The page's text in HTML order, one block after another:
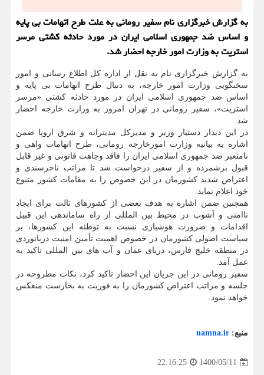
به گزارش خبرگزاری نام سفیر رومانی به علت طرح اتهامات بی پایه
و اساس ضد جمهوری اسلامی ایران در مورد حادثه کشتی مرسر
استریت به وزارت امور خارجه احضار شد.
به گزارش خبرگزاری نام به نقل از اداره کل اطلاع رسانی و امور
سخنگویی وزارت امور خارجه، به دنبال طرح اتهامات بی پایه و
اساس ضد جمهوری اسلامی ایران در مورد حادثه کشتی «مرسر
استریت»، سفیر رومانی در تهران امروز به وزارت خارجه احضار
شد.
در این دیدار دستیار وزیر و مدیرکل مدیترانه و شرق اروپا ضمن
اشاره به بیانیه وزارت امورخارجه رومانی، طرح اتهامات واهی و
نامتعبر ضد جمهوری اسلامی ایران را فاقد وجاهت قانونی و غیر قابل
قبول برشمرده و از سفیر درخواست شد تا مراتب ناخرسندی و
اعتراض شدید کشورمان در این خصوص را به مقامات کشور متبوع
خود اعلام نماید.
همچنین ضمن اشاره به هدف بعضی از کشورهای ثالث برای ایجاد
ناامنی و آشوب در محیط بین المللی از راه ساماندهی این قبیل
اقدامات و ضرورت هوشیاری نسبت به توطئه این کشورها، بر
سیاست اصولی کشورمان در خصوص اهمیت تأمین امنیت دریانوردی
در منطقه خلیج فارس، دریای عمان و آب های بین المللی تاکید به
عمل آمد.
سفیر رومانی در این جریان این احضار تاکید کرد، نکات مطروحه در
جلسه و مراتب اعتراض کشورمان را به فوریت به بخارست منعکس
خواهد نمود.
منبع: namna.ir
1400/05/11
22:16:25